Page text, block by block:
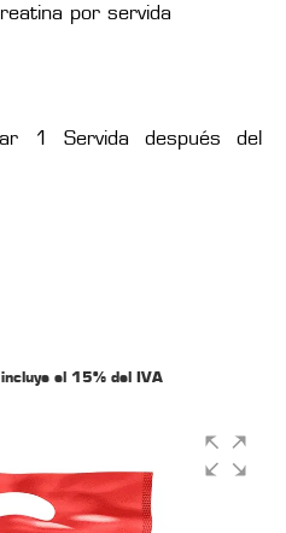
por servida
1 Servida después del
el 15% del IVA